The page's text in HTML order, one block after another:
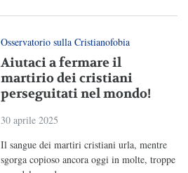
Osservatorio sulla Cristianofobia
Aiutaci a fermare il
martirio dei cristiani
perseguitati nel mondo!
30 aprile 2025
Il sangue dei martiri cristiani urla, mentre
sgorga copioso ancora oggi in molte, troppe